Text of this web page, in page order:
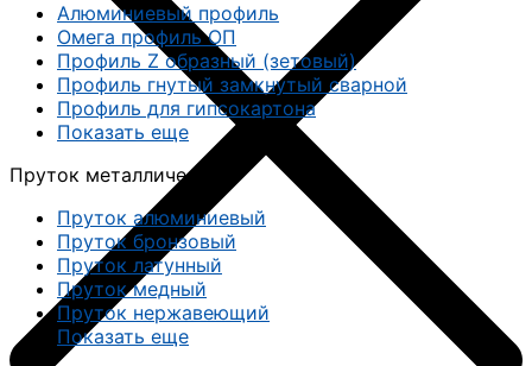
Алюминиевый профиль
Омега профиль ОП
Профиль Z образный (зетовый)
Профиль гнутый замкнутый сварной
Профиль для гипсокартона
Показать еще
Пруток металлический
Пруток алюминиевый
Пруток бронзовый
Пруток латунный
Пруток медный
Пруток нержавеющий
Показать еще